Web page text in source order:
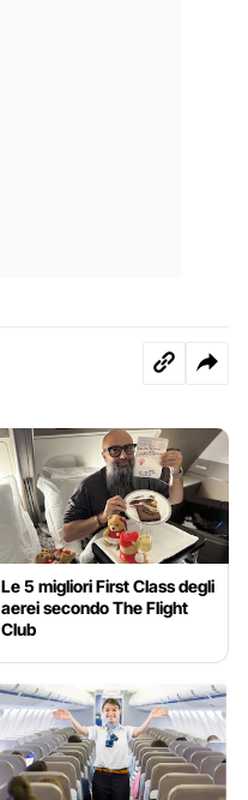
Le 5 migliori First Class degli
aerei secondo The Flight
Club